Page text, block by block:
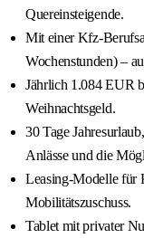
Quereinsteigende.
Mit einer Kfz-
Wochenstunden) –
Jährlich 1.084 EUR
Weihnachtsgeld.
30 Tage
Anlässe und die
Leasing-Modelle für
Mobilitätszuschuss.
Tablet mit privater